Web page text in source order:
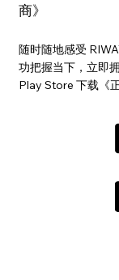
商》
随时随地感受
功把握当下，立即
Play Store 下载《